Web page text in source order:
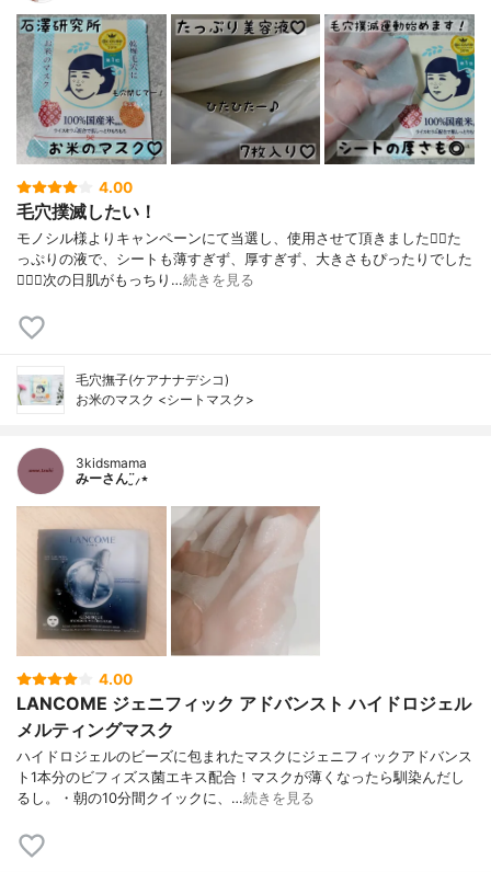
4.00
毛穴撲滅したい！
モノシル様よりキャンペーンにて当選し、使用させて頂きました🙇‍♀️た
っぷりの液で、シートも薄すぎず、厚すぎず、大きさもぴったりでした
🙆🏻‍♀️次の日肌がもっちり…続きを見る
毛穴撫子(ケアナナデシコ)
お米のマスク <シートマスク>
3kidsmama
みーさん¨̮⸝⋆
4.00
LANCOME ジェニフィック アドバンスト ハイドロジェル
メルティングマスク
ハイドロジェルのビーズに包まれたマスクにジェニフィックアドバンス
ト1本分のビフィズス菌エキス配合！マスクが薄くなったら馴染んだし
るし。・朝の10分間クイックに、…続きを見る